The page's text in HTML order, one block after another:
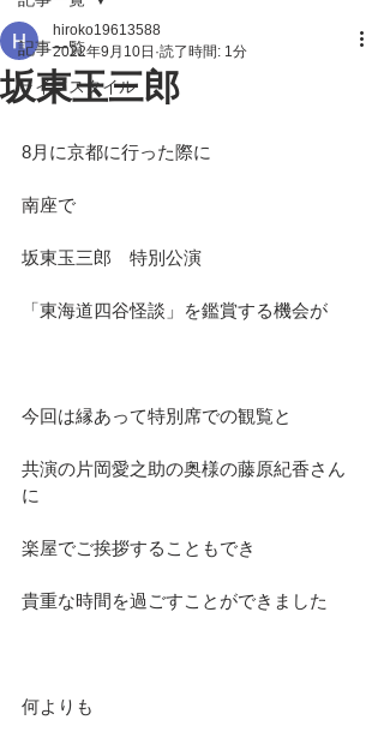
記事一覧
ライフスタイル
坂東玉三郎
hiroko19613588
2022年9月10日 読了時間: 1分
8月に京都に行った際に
南座で
坂東玉三郎　特別公演
「東海道四谷怪談」を鑑賞する機会が
今回は縁あって特別席での観覧と
共演の片岡愛之助の奥様の藤原紀香さん
に
楽屋でご挨拶することもでき
貴重な時間を過ごすことができました
何よりも